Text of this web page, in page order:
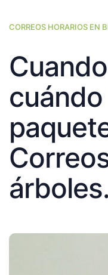
CORREOS HORARIOS EN
árboles.